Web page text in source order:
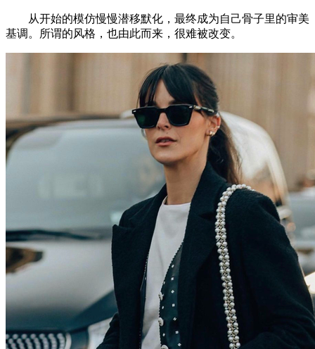
从开始的模仿慢慢潜移默化，最终成为自己骨子里的审美
基调。所谓的风格，也由此而来，很难被改变。